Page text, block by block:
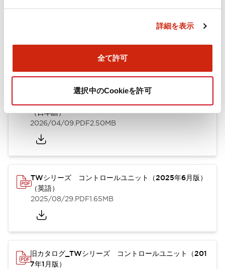
詳細を表示
全て許可
選択中のCookieを許可
規格・認証 技術文書
（日本語）
2026/04/09.PDF2.50MB
TWシリーズ コントロールユニット（2025年6月版）
（英語）
2025/08/29.PDF1.65MB
旧カタログ_TWシリーズ コントロールユニット（201
7年1月版）